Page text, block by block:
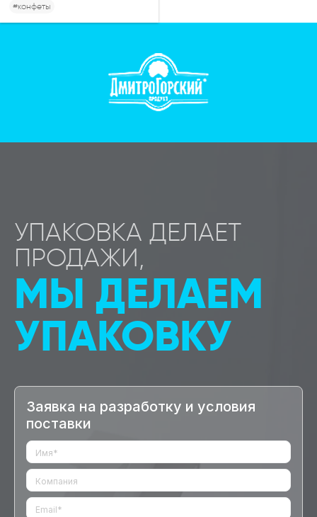
#конфеты
УПАКОВКА ДЕЛАЕТ
ПРОДАЖИ,
МЫ ДЕЛАЕМ
УПАКОВКУ
Заявка на разработку и условия
поставки